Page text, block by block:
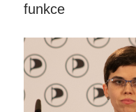
funkce